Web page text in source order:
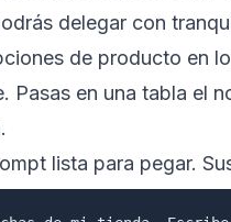
delegar con
de producto en
Pasas en una tabla el
lista para pegar.